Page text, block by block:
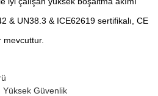
& UN38.3 & ICE62619 sertifikalı, CE
mevcuttur.
Güvenlik